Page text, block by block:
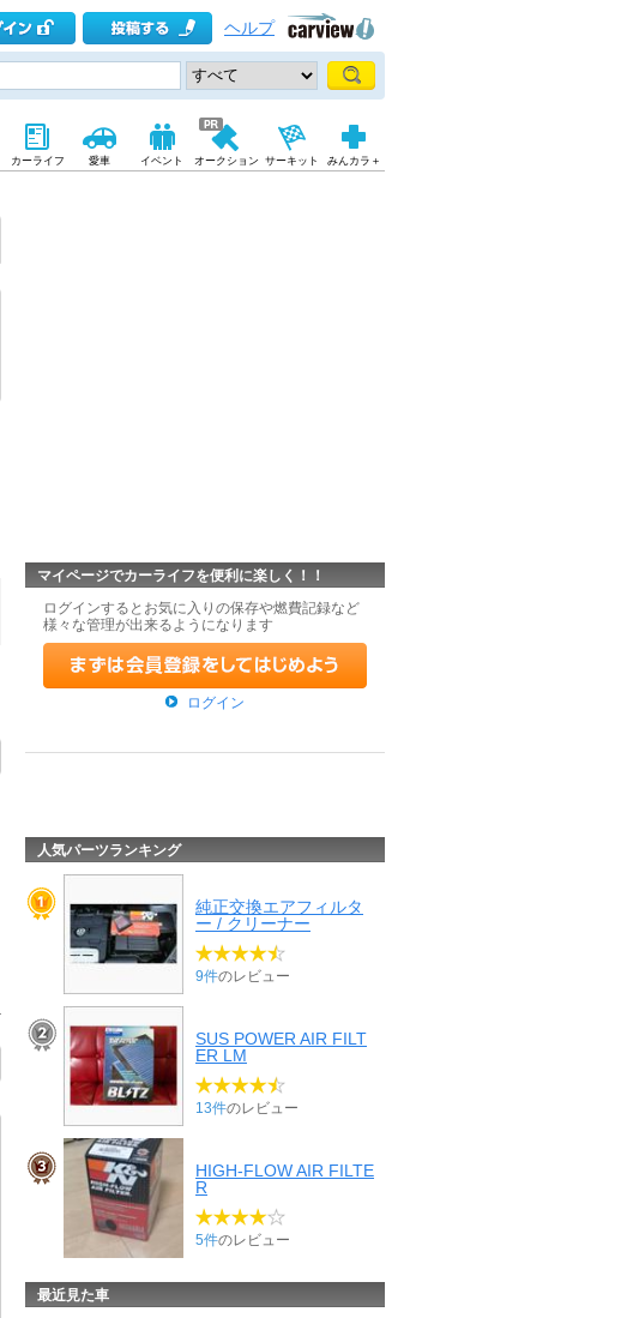
ヘルプ
カーライフ 愛車 イベント オークション サーキット みんカラ＋
マイページでカーライフを便利に楽しく！！
ログインするとお気に入りの保存や燃費記録など
様々な管理が出来るようになります
ログイン
人気パーツランキング
純正交換エアフィルタ
ー / クリーナー
9件のレビュー
SUS POWER AIR FILT
ER LM
13件のレビュー
HIGH-FLOW AIR FILTE
R
5件のレビュー
最近見た車